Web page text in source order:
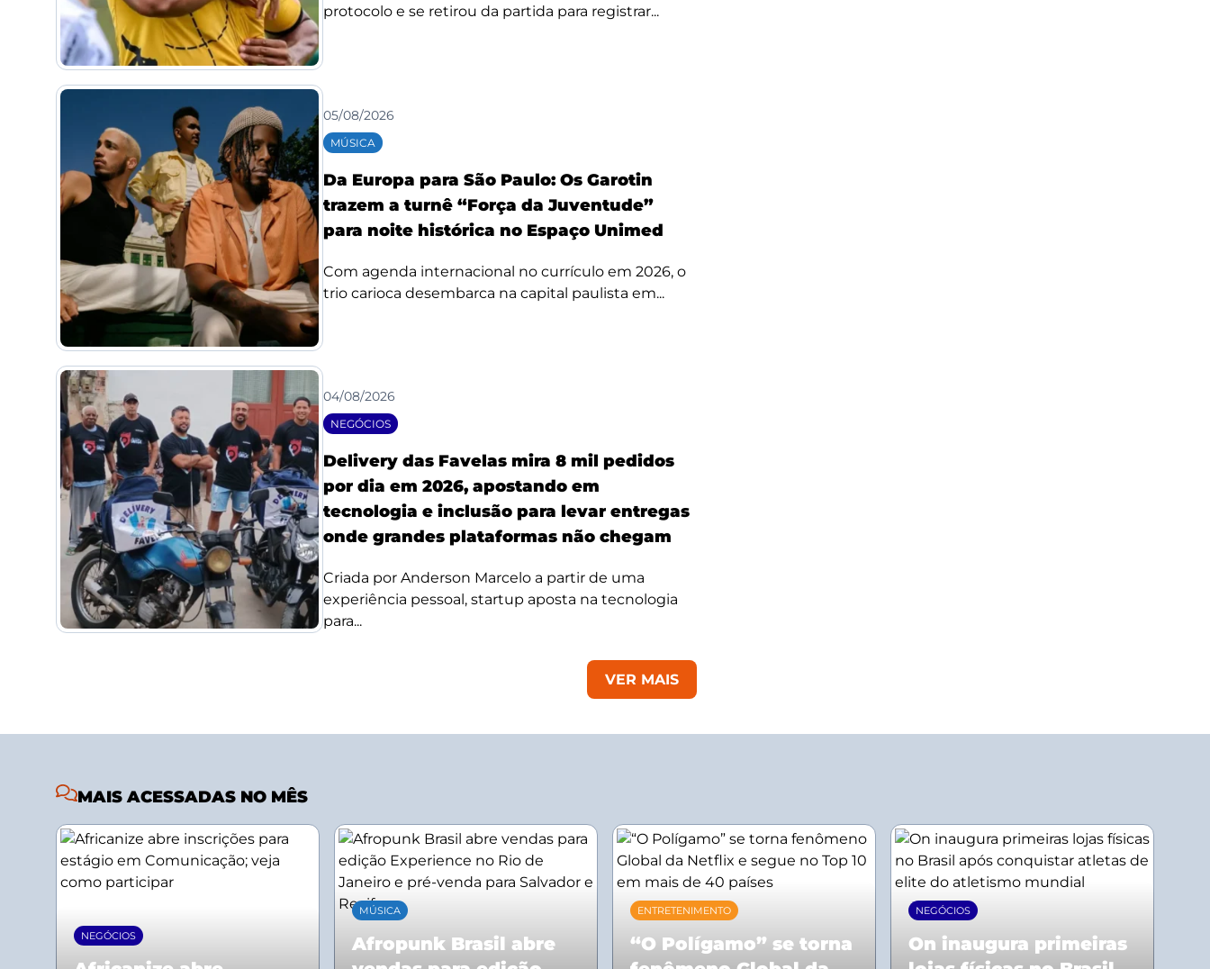
protocolo e se retirou da partida para registrar...
05/08/2026
MÚSICA
Da Europa para São Paulo: Os Garotin
trazem a turnê “Força da Juventude”
para noite histórica no Espaço Unimed
Com agenda internacional no currículo em 2026, o
trio carioca desembarca na capital paulista em...
04/08/2026
NEGÓCIOS
Delivery das Favelas mira 8 mil pedidos
por dia em 2026, apostando em
tecnologia e inclusão para levar entregas
onde grandes plataformas não chegam
Criada por Anderson Marcelo a partir de uma
experiência pessoal, startup aposta na tecnologia
para...
VER MAIS
MAIS ACESSADAS NO MÊS
NEGÓCIOS
MÚSICA
Afropunk Brasil abre
ENTRETENIMENTO
“O Polígamo” se torna
NEGÓCIOS
On inaugura primeiras